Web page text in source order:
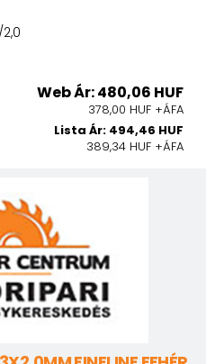
Web Ár: 480,06 HUF
378,00 HUF +ÁFA
Lista Ár: 494,46 HUF
389,34 HUF +ÁFA